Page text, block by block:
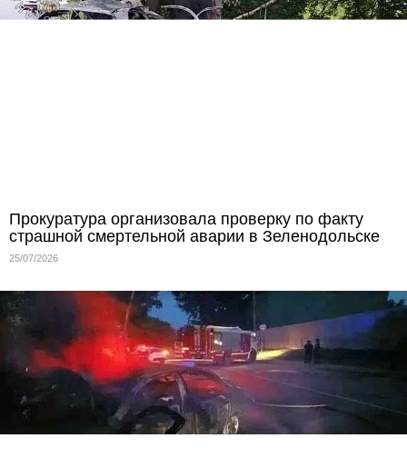
Прокуратура организовала проверку по факту
страшной смертельной аварии в Зеленодольске
25/07/2026